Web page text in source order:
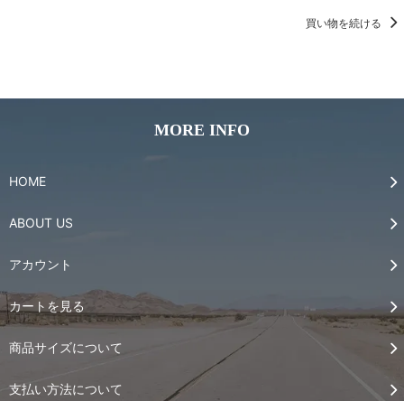
買い物を続ける
MORE INFO
HOME
ABOUT US
アカウント
カートを見る
商品サイズについて
支払い方法について